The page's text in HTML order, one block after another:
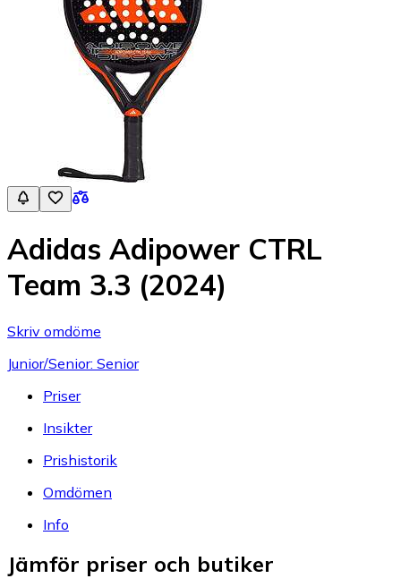
Adidas Adipower CTRL
Team 3.3 (2024)
Skriv omdöme
Junior/Senior: Senior
Priser
Insikter
Prishistorik
Omdömen
Info
Jämför priser och butiker